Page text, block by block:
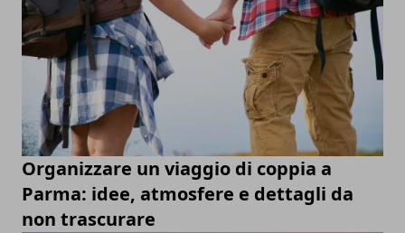
Organizzare un viaggio di coppia a
Parma: idee, atmosfere e dettagli da
non trascurare